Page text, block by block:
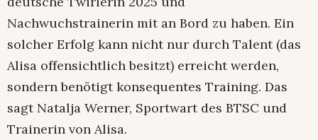
Nachwuchstrainerin mit an Bord zu haben. Ein
solcher Erfolg kann nicht nur durch Talent (das
Alisa offensichtlich besitzt) erreicht werden,
sondern benötigt konsequentes Training. Das
sagt Natalja Werner, Sportwart des BTSC und
Trainerin von Alisa.